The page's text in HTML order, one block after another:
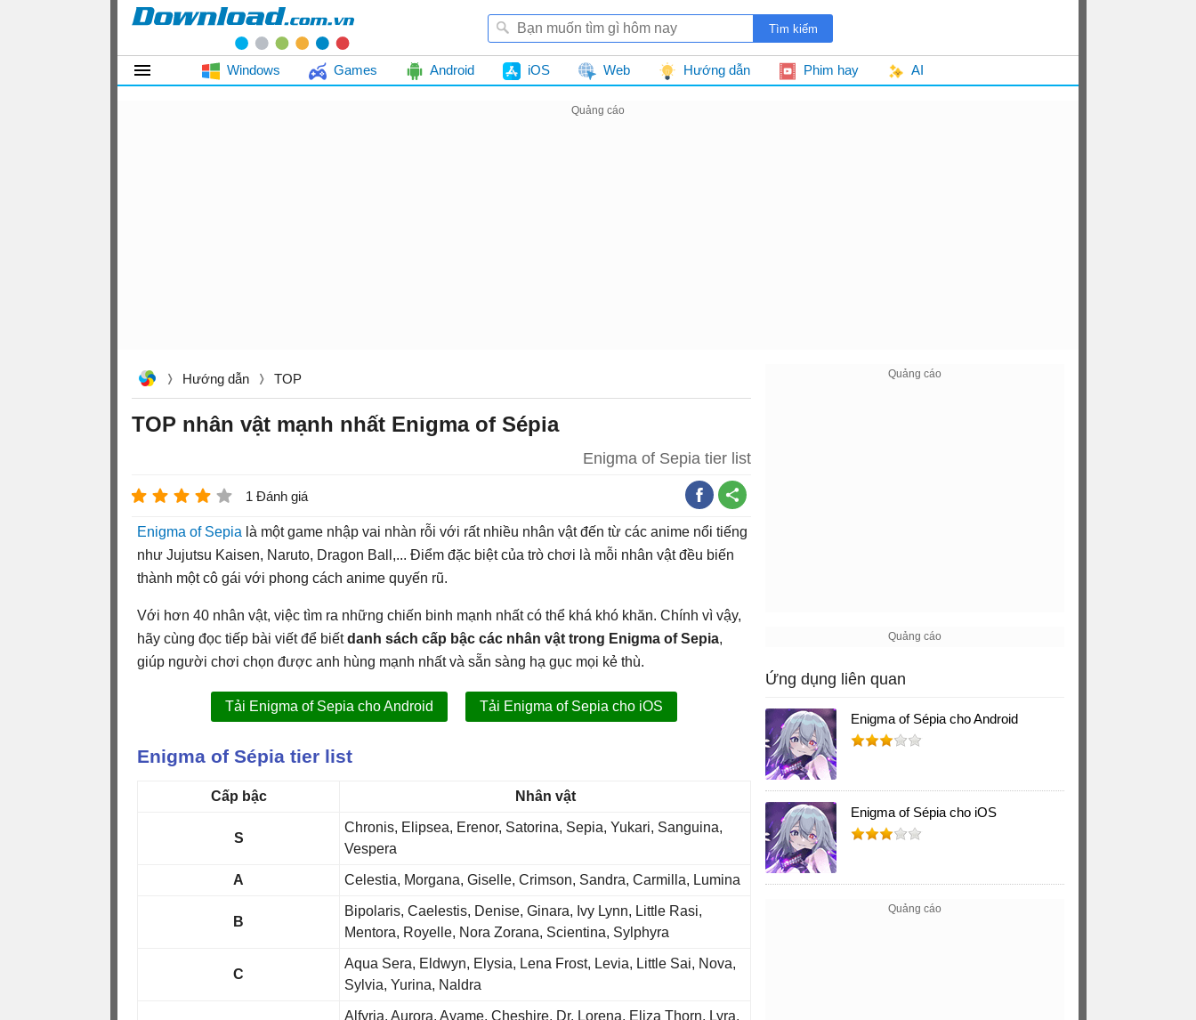
Windows Games Android iOS Web Hướng dẫn Phim hay AI
Hướng dẫn TOP
TOP nhân vật mạnh nhất Enigma of Sépia
Enigma of Sepia tier list
1 Đánh giá
Enigma of Sepia là một game nhập vai nhàn rỗi với rất nhiều nhân vật đến từ các anime nổi tiếng
như Jujutsu Kaisen, Naruto, Dragon Ball,... Điểm đặc biệt của trò chơi là mỗi nhân vật đều biến
thành một cô gái với phong cách anime quyến rũ.
Với hơn 40 nhân vật, việc tìm ra những chiến binh mạnh nhất có thể khá khó khăn. Chính vì vậy,
hãy cùng đọc tiếp bài viết để biếtdanh sách cấp bậc các nhân vật trong Enigma of Sepia,
giúp người chơi chọn được anh hùng mạnh nhất và sẵn sàng hạ gục mọi kẻ thù.
Tải Enigma of Sepia cho Android Tải Enigma of Sepia cho iOS
Enigma of Sépia tier list
Cấp bậc Nhân vật
S
Chronis, Elipsea, Erenor, Satorina, Sepia, Yukari, Sanguina,
Vespera
A Celestia, Morgana, Giselle, Crimson, Sandra, Carmilla, Lumina
B
Bipolaris, Caelestis, Denise, Ginara, Ivy Lynn, Little Rasi,
Mentora, Royelle, Nora Zorana, Scientina, Sylphyra
C
Aqua Sera, Eldwyn, Elysia, Lena Frost, Levia, Little Sai, Nova,
Sylvia, Yurina, Naldra
Alfyria, Aurora, Ayame, Cheshire, Dr. Lorena, Eliza Thorn, Lyra,
Ứng dụng liên quan
Enigma of Sépia cho Android
Enigma of Sépia cho iOS